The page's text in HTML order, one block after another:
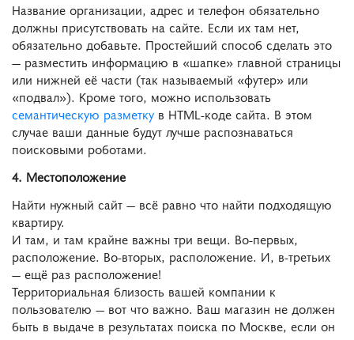
Название организации, адрес и телефон обязательно
должны присутствовать на сайте. Если их там нет,
обязательно добавьте. Простейший способ сделать это
— разместить информацию в «шапке» главной страницы
или нижней её части (так называемый «футер» или
«подвал»). Кроме того, можно использовать
семантическую разметку в HTML-коде сайта. В этом
случае ваши данные будут лучше распознаваться
поисковыми роботами.
4. Местоположение
Найти нужный сайт — всё равно что найти подходящую
квартиру.
И там, и там крайне важны три вещи. Во-первых,
расположение. Во-вторых, расположение. И, в-третьих
— ещё раз расположение!
Территориальная близость вашей компании к
пользователю — вот что важно. Ваш магазин не должен
быть в выдаче в результатах поиска по Москве, если он